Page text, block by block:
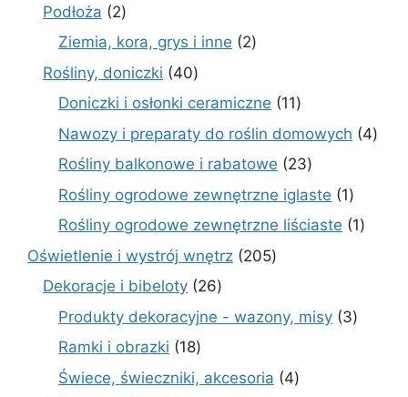
Podłoża 22
Ziemia, kora, grys i inne 22
Rośliny, doniczki 4040
produktów
Doniczki i osłonki ceramiczne 1111
produktów
Nawozy i preparaty do roślin domowych 44
Rośliny balkonowe i rabatowe 2323
produkty
Rośliny ogrodowe zewnętrzne iglaste 11
produkt
Rośliny ogrodowe zewnętrzne liściaste 11
Oświetlenie i wystrój wnętrz 205205
Dekoracje i bibeloty 2626
Produkty dekoracyjne - wazony, misy 33
Ramki i obrazki 1818
produktów
Świece, świeczniki, akcesoria 44